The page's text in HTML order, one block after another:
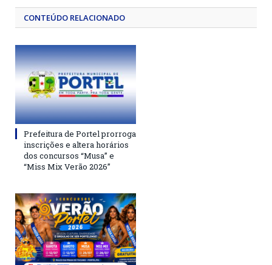
CONTEÚDO RELACIONADO
Prefeitura de Portel prorroga
inscrições e altera horários
dos concursos “Musa” e
“Miss Mix Verão 2026”